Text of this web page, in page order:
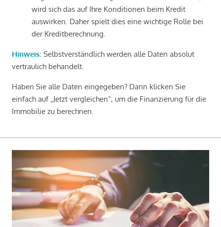
wird sich das auf Ihre Konditionen beim Kredit
auswirken. Daher spielt dies eine wichtige Rolle bei
der Kreditberechnung.
Hinweis: Selbstverständlich werden alle Daten absolut
vertraulich behandelt.
Haben Sie alle Daten eingegeben? Dann klicken Sie
einfach auf „Jetzt vergleichen“, um die Finanzierung für die
Immobilie zu berechnen.